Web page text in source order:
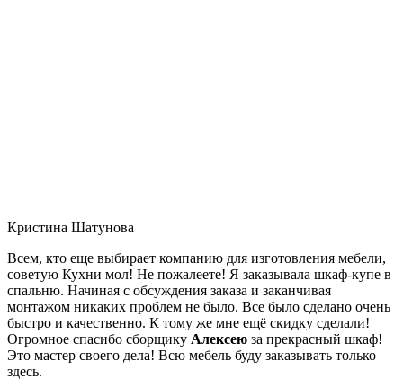
Кристина Шатунова
Всем, кто еще выбирает компанию для изготовления мебели,
советую Кухни мол! Не пожалеете! Я заказывала шкаф-купе в
спальню. Начиная с обсуждения заказа и заканчивая
монтажом никаких проблем не было. Все было сделано очень
быстро и качественно. К тому же мне ещё скидку сделали!
Огромное спасибо сборщику Алексею за прекрасный шкаф!
Это мастер своего дела! Всю мебель буду заказывать только
здесь.